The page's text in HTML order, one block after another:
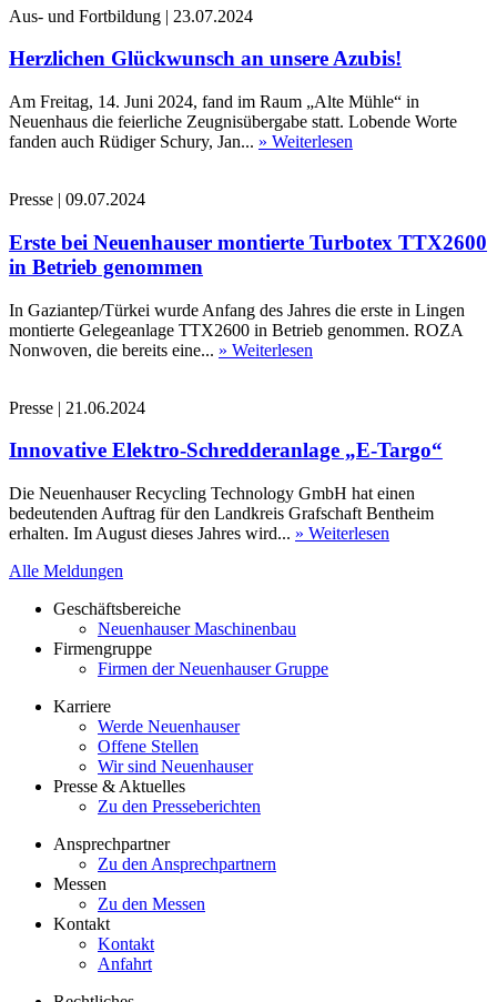
Aus- und Fortbildung | 23.07.2024
Herzlichen Glückwunsch an unsere Azubis!
Am Freitag, 14. Juni 2024, fand im Raum „Alte Mühle“ in
Neuenhaus die feierliche Zeugnisübergabe statt. Lobende Worte
fanden auch Rüdiger Schury, Jan... » Weiterlesen
Presse | 09.07.2024
Erste bei Neuenhauser montierte Turbotex TTX2600
in Betrieb genommen
In Gaziantep/Türkei wurde Anfang des Jahres die erste in Lingen
montierte Gelegeanlage TTX2600 in Betrieb genommen. ROZA
Nonwoven, die bereits eine... » Weiterlesen
Presse | 21.06.2024
Innovative Elektro-Schredderanlage „E-Targo“
Die Neuenhauser Recycling Technology GmbH hat einen
bedeutenden Auftrag für den Landkreis Grafschaft Bentheim
erhalten. Im August dieses Jahres wird... » Weiterlesen
Alle Meldungen
Geschäftsbereiche
Neuenhauser Maschinenbau
Firmengruppe
Firmen der Neuenhauser Gruppe
Karriere
Werde Neuenhauser
Offene Stellen
Wir sind Neuenhauser
Presse & Aktuelles
Zu den Presseberichten
Ansprechpartner
Zu den Ansprechpartnern
Messen
Zu den Messen
Kontakt
Kontakt
Anfahrt